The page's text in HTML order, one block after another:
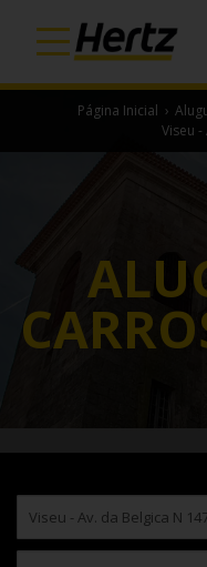
Página Inicial ›
Viseu -